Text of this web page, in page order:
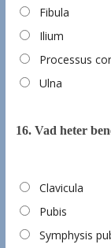
Fibula
Ilium
Processus
Ulna
16. Vad heter
Clavicula
Pubis
Symphysis